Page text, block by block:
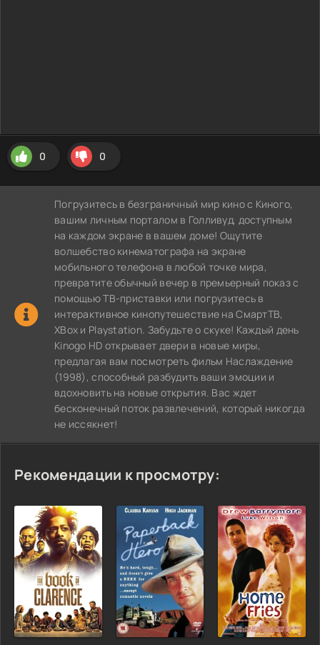
0 0
Погрузитесь в безграничный мир кино с Киного,
вашим личным порталом в Голливуд, доступным
на каждом экране в вашем доме! Ощутите
волшебство кинематографа на экране
мобильного телефона в любой точке мира,
превратите обычный вечер в премьерный показ с
помощью ТВ-приставки или погрузитесь в
интерактивное кинопутешествие на СмартТВ,
XBox и Playstation. Забудьте о скуке! Каждый день
Kinogo HD открывает двери в новые миры,
предлагая вам посмотреть фильм Наслаждение
(1998), способный разбудить ваши эмоции и
вдохновить на новые открытия. Вас ждет
бесконечный поток развлечений, который никогда
не иссякнет!
Рекомендации к просмотру: